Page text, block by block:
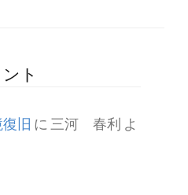
ト
旧 に 三河 春利 よ